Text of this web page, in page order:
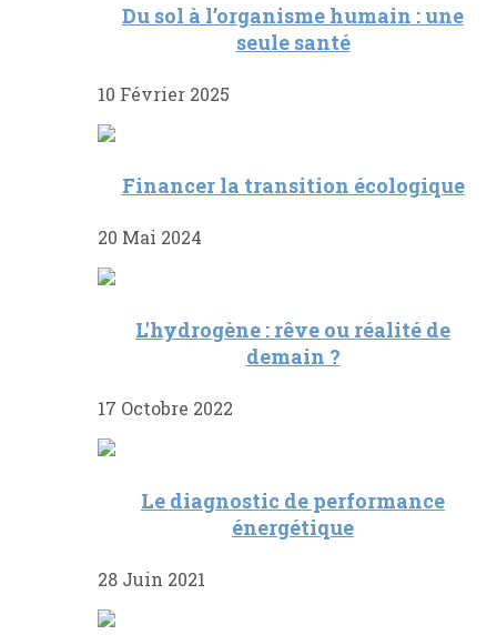
Du sol à l’organisme humain : une
seule santé
10 Février 2025
Financer la transition écologique
20 Mai 2024
L'hydrogène : rêve ou réalité de
demain ?
17 Octobre 2022
Le diagnostic de performance
énergétique
28 Juin 2021